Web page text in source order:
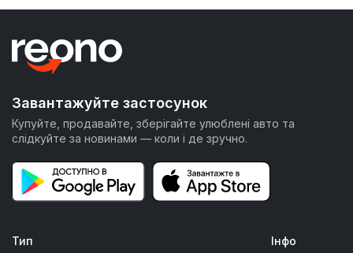
Завантажуйте застосунок
Купуйте, продавайте, зберігайте улюблені авто та
слідкуйте за новинами — коли і де зручно.
Тип Інфо